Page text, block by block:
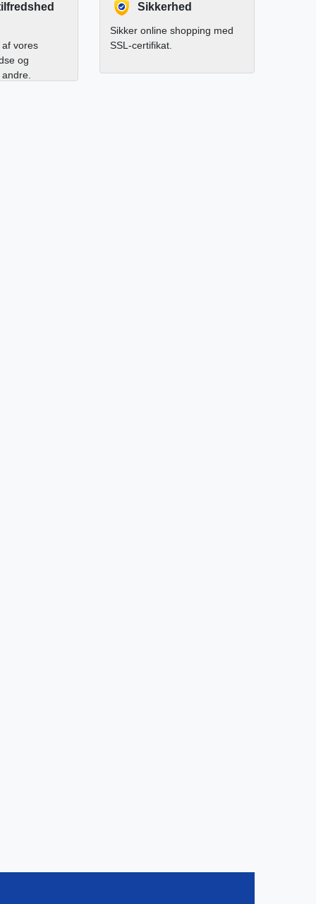
vores
og
Sikkerhed
Sikker online shopping med
SSL-certifikat.